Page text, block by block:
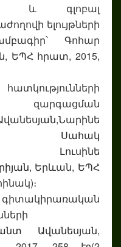
և գլոբալ
ելույթների
Գոհար
ԵՊՀ հրատ, 2015,
Նարինե
Սահակ
Լուսինե
, Երևան, ԵՊՀ
գիտակիրառական
Ավանեսյան,